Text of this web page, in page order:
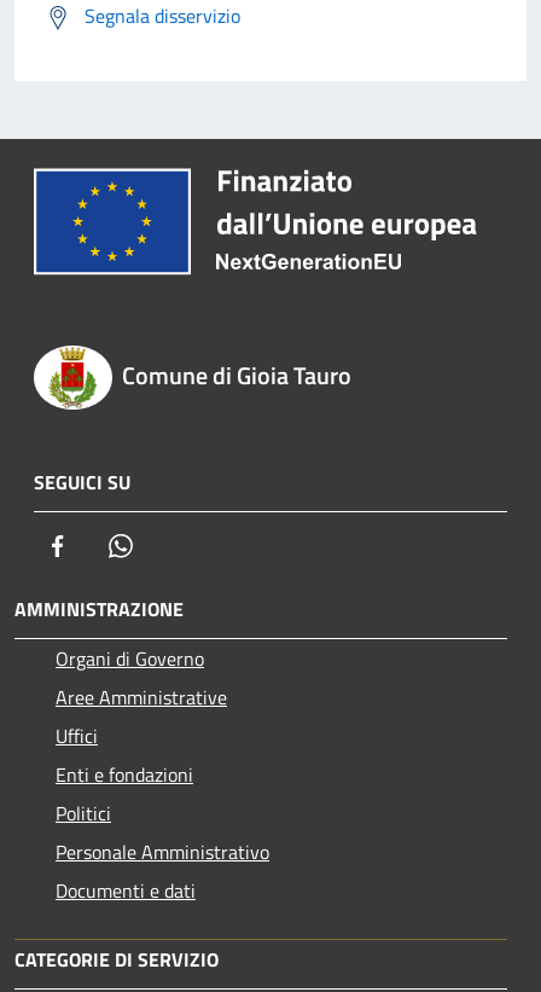
Segnala disservizio
Comune di Gioia Tauro
SEGUICI SU
Facebook
AMMINISTRAZIONE
Organi di Governo
Aree Amministrative
Uffici
Enti e fondazioni
Politici
Personale Amministrativo
Documenti e dati
CATEGORIE DI SERVIZIO